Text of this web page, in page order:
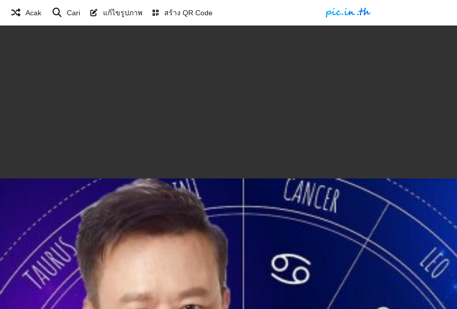
Acak Cari แก้ไขรูปภาพ สร้าง QR Code